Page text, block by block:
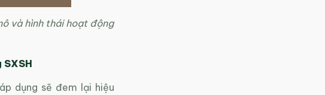
và hình thái hoạt động
dụng sẽ đem lại hiệu